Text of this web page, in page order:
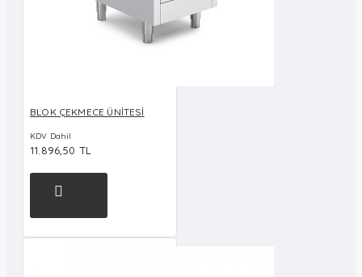
BLOK ÇEKMECE ÜNİTESİ
KDV Dahil
11.896,50 TL